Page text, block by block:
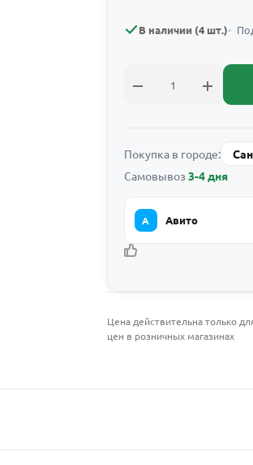
В наличии (4 шт.)
Покупка в городе:
Самовывоз 3-4 дня
А Авито
Цена действительна только
цен в розничных магазинах